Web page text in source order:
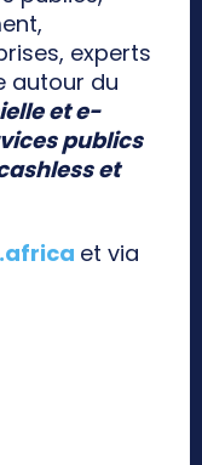
experts
autour du
et e-
publics
et
et via